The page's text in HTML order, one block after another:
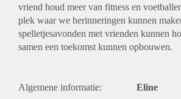
vriend houd meer van fitness en
plek waar we herinneringen kunnen
spelletjesavonden met vrienden kunnen
samen een toekomst kunnen opbouwen.
Algemene informatie: Eline